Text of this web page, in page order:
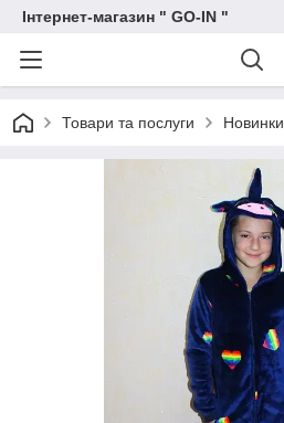
Інтернет-магазин " GO-IN "
Товари та послуги Новинки